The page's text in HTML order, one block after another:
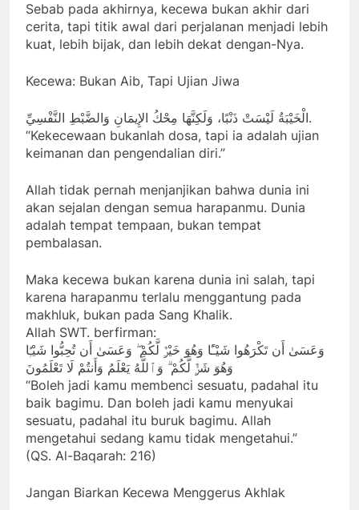
Sebab pada akhirnya, kecewa bukan akhir dari
cerita, tapi titik awal dari perjalanan menjadi lebih
kuat, lebih bijak, dan lebih dekat dengan-Nya.
Kecewa: Bukan Aib, Tapi Ujian Jiwa
الْخَيْبَةُ لَيْسَتْ ذَنْبًا، وَلَكِنَّهَا مِحْكُ الإِيمَانِ وَالضَّبْطِ النَّفْسِيِّ.
“Kekecewaan bukanlah dosa, tapi ia adalah ujian
keimanan dan pengendalian diri.”
Allah tidak pernah menjanjikan bahwa dunia ini
akan sejalan dengan semua harapanmu. Dunia
adalah tempat tempaan, bukan tempat
pembalasan.
Maka kecewa bukan karena dunia ini salah, tapi
karena harapanmu terlalu menggantung pada
makhluk, bukan pada Sang Khalik.
Allah SWT. berfirman:
وَعَسَىٰ أَن تَكْرَهُوا شَيْـًٔا وَهُوَ خَيْرٌۭ لَّكُمْ ۖ وَعَسَىٰ أَن تُحِبُّوا شَيْـًۭٔا
وَهُوَ شَرٌّۭ لَّكُمْ ۗ وَٱللَّهُ يَعْلَمُ وَأَنتُمْ لَا تَعْلَمُونَ
“Boleh jadi kamu membenci sesuatu, padahal itu
baik bagimu. Dan boleh jadi kamu menyukai
sesuatu, padahal itu buruk bagimu. Allah
mengetahui sedang kamu tidak mengetahui.”
(QS. Al-Baqarah: 216)
Jangan Biarkan Kecewa Menggerus Akhlak